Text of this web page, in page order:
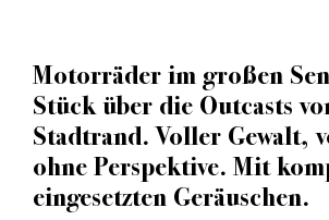
Motorräder im großen
Stück über die Outcasts
Stadtrand. Voller Gewalt,
ohne Perspektive. Mit
eingesetzten Geräuschen.